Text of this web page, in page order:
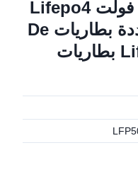
المحمولة بطاريات 3.2 فولت Lifepo4
بطاريات الطاقة المتجددة بطاريات De